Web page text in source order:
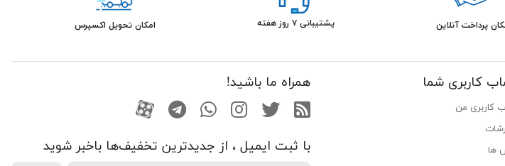
پرداخت آنلاین پشتیبانی ۷ روز هفته امکان تحویل اکسپرس
کاربری شما
کاربری من
ها
همراه ما باشید!
RSS توییتراینستاگرام
واتساپتلگرامآپارات
با ثبت ایمیل ، از جدید‌ترین تخفیف‌ها با‌خبر شوید